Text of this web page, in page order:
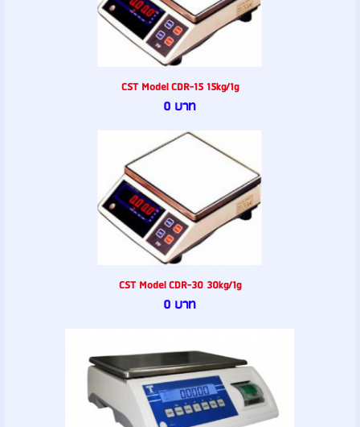
CST Model CDR-15 15kg/1g
0 บาท
CST Model CDR-30 30kg/1g
0 บาท